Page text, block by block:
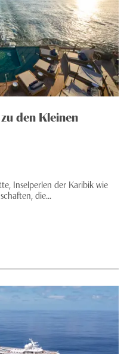
den Kleinen
Inselperlen der Karibik wie
die...